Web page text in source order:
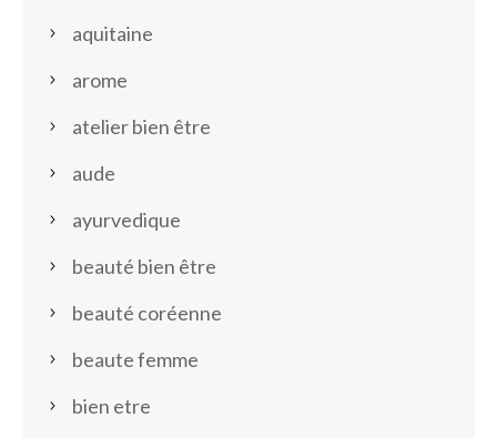
aquitaine
arome
atelier bien être
aude
ayurvedique
beauté bien être
beauté coréenne
beaute femme
bien etre